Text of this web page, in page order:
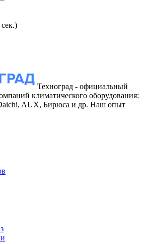
сек.)
Техноград - официальный
климатического оборудования:
AUX, Бирюса и др. Наш опыт